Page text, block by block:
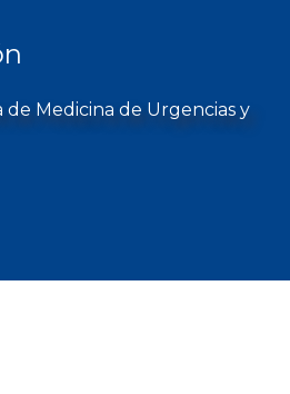
de Medicina de Urgencias y